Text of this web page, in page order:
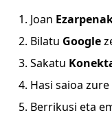
Joan
Bilatu Google
Sakatu
Hasi saioa
Berrikusi eta